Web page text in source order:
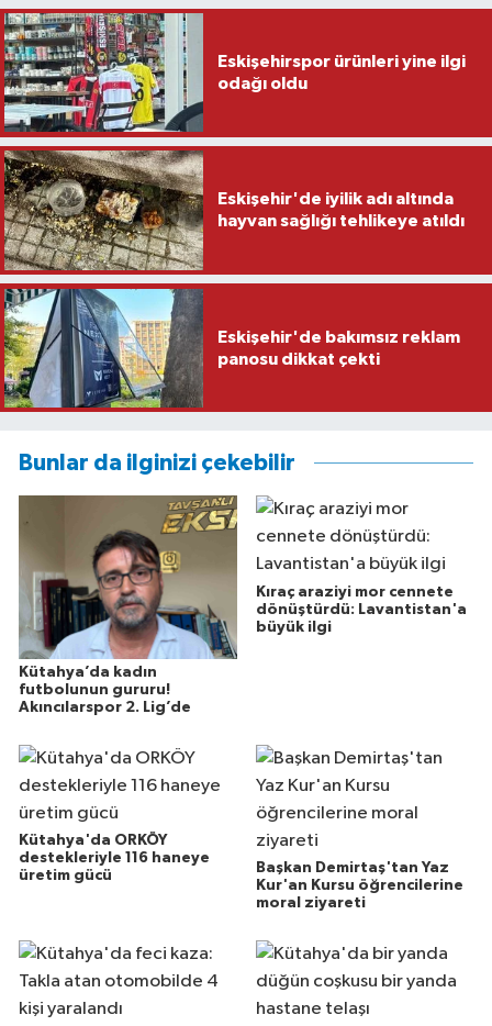
Eskişehirspor ürünleri yine ilgi
odağı oldu
Eskişehir'de iyilik adı altında
hayvan sağlığı tehlikeye atıldı
Eskişehir'de bakımsız reklam
panosu dikkat çekti
Bunlar da ilginizi çekebilir
Kütahya’da kadın
futbolunun gururu!
Akıncılarspor 2. Lig’de
Kıraç araziyi mor cennete
dönüştürdü: Lavantistan'a
büyük ilgi
Kütahya'da ORKÖY
destekleriyle 116 haneye
üretim gücü
Başkan Demirtaş'tan Yaz
Kur'an Kursu öğrencilerine
moral ziyareti